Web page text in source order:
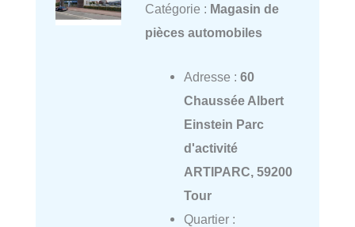
Catégorie : Magasin de
pièces automobiles
Adresse : 60
Chaussée Albert
Einstein Parc
d'activité
ARTIPARC, 59200
Tour
Quartier :